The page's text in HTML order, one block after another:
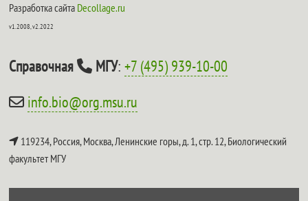
Разработка сайта Decollage.ru
v1.2008, v2.2022
Справочная МГУ:+7 (495) 939-10-00
info.bio@org.msu.ru
119234, Россия, Москва, Ленинские горы, д. 1, стр. 12,Биологический
факультет МГУ